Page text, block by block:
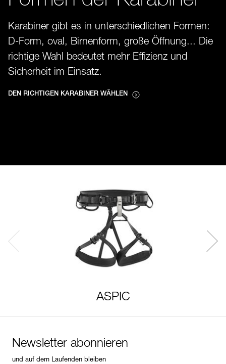
Karabiner gibt es in unterschiedlichen Formen:
D-Form, oval, Birnenform, große Öffnung... Die
richtige Wahl bedeutet mehr Effizienz und
Sicherheit im Einsatz.
DEN RICHTIGEN KARABINER WÄHLEN
ASPIC
Newsletter abonnieren
und auf dem Laufenden bleiben